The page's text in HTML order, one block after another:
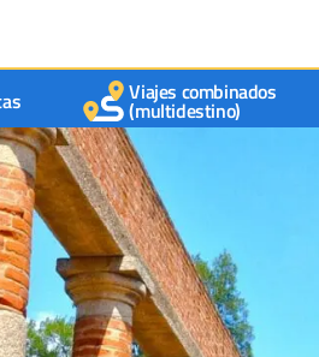
Viajes combinados
(multidestino)